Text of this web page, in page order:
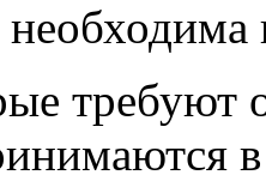
требуют